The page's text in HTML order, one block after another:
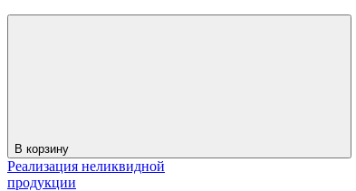
В корзину
Реализация неликвидной
продукции